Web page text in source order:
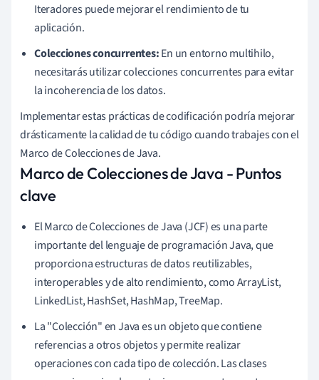
Iteradores puede mejorar el rendimiento de tu
aplicación.
Colecciones concurrentes:En un entorno multihilo,
necesitarás utilizar colecciones concurrentes para evitar
la incoherencia de los datos.
Implementar estas prácticas de codificación podría mejorar
drásticamente la calidad de tu código cuando trabajes con el
Marco de Colecciones de Java.
Marco de Colecciones de Java - Puntos
clave
El Marco de Colecciones de Java (JCF) es una parte
importante del lenguaje de programación Java, que
proporciona estructuras de datos reutilizables,
interoperables y de alto rendimiento, como ArrayList,
LinkedList, HashSet, HashMap, TreeMap.
La "Colección" en Java es un objeto que contiene
referencias a otros objetos y permite realizar
operaciones con cada tipo de colección. Las clases